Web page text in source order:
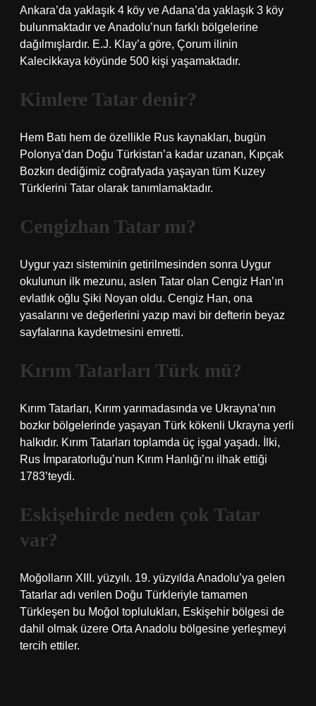
Ankara’da yaklaşık 4 köy ve Adana’da yaklaşık 3 köy
bulunmaktadır ve Anadolu’nun farklı bölgelerine
dağılmışlardır. E.J. Klay’a göre, Çorum ilinin
Kalecikkaya köyünde 500 kişi yaşamaktadır.
Kimlere Tatar denir?
Hem Batı hem de özellikle Rus kaynakları, bugün
Polonya’dan Doğu Türkistan’a kadar uzanan, Kıpçak
Bozkırı dediğimiz coğrafyada yaşayan tüm Kuzey
Türklerini Tatar olarak tanımlamaktadır.
Cengizhan Tatar mı?
Uygur yazı sisteminin getirilmesinden sonra Uygur
okulunun ilk mezunu, aslen Tatar olan Cengiz Han’ın
evlatlık oğlu Şiki Noyan oldu. Cengiz Han, ona
yasalarını ve değerlerini yazıp mavi bir defterin beyaz
sayfalarına kaydetmesini emretti.
Kırım Tatarları Türk mü?
Kırım Tatarları, Kırım yarımadasında ve Ukrayna’nın
bozkır bölgelerinde yaşayan Türk kökenli Ukrayna yerli
halkıdır. Kırım Tatarları toplamda üç işgal yaşadı. İlki,
Rus İmparatorluğu’nun Kırım Hanlığı’nı ilhak ettiği
1783’teydi.
Eskişehirde neden çok Tatar
var?
Moğolların XIII. yüzyılı. 19. yüzyılda Anadolu’ya gelen
Tatarlar adı verilen Doğu Türkleriyle tamamen
Türkleşen bu Moğol toplulukları, Eskişehir bölgesi de
dahil olmak üzere Orta Anadolu bölgesine yerleşmeyi
tercih ettiler.